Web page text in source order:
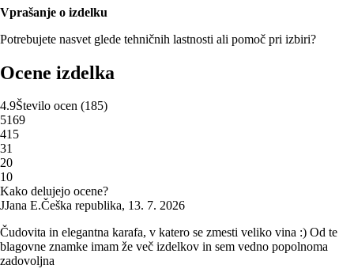
Vprašanje o izdelku
Potrebujete nasvet glede tehničnih lastnosti ali pomoč pri izbiri?
Ocene izdelka
4.9Število ocen (185)
5169
415
31
20
10
Kako delujejo ocene?
JJana E.Češka republika, 13. 7. 2026
Čudovita in elegantna karafa, v katero se zmesti veliko vina :) Od te
blagovne znamke imam že več izdelkov in sem vedno popolnoma
zadovoljna